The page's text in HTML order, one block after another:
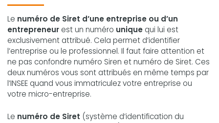
Le numéro de Siret d’une entreprise ou d’un
entrepreneur est un numéro unique qui lui est
exclusivement attribué. Cela permet d’identifier
l’entreprise ou le professionnel. Il faut faire attention et
ne pas confondre numéro Siren et numéro de Siret. Ces
deux numéros vous sont attribués en même temps par
l’INSEE quand vous immatriculez votre entreprise ou
votre micro-entreprise.
Le numéro de Siret (système d’identification du